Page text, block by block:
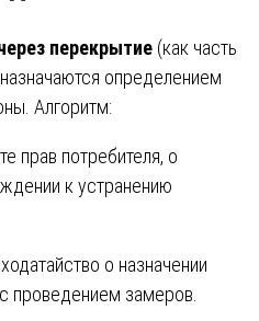
перекрытие (как часть
определением
Алгоритм:
прав потребителя, о
к устранению
о назначении
проведением замеров.